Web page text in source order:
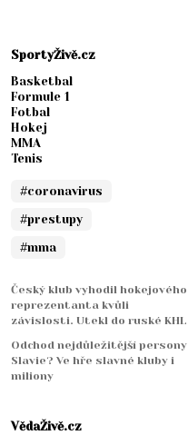
SportyŽivě.cz
Basketbal
Formule 1
Fotbal
Hokej
MMA
Tenis
#coronavirus
#prestupy
#mma
Český klub vyhodil hokejového
reprezentanta kvůli
závislosti. Utekl do ruské KHL
Odchod nejdůležitější persony
Slavie? Ve hře slavné kluby i
miliony
VědaŽivě.cz